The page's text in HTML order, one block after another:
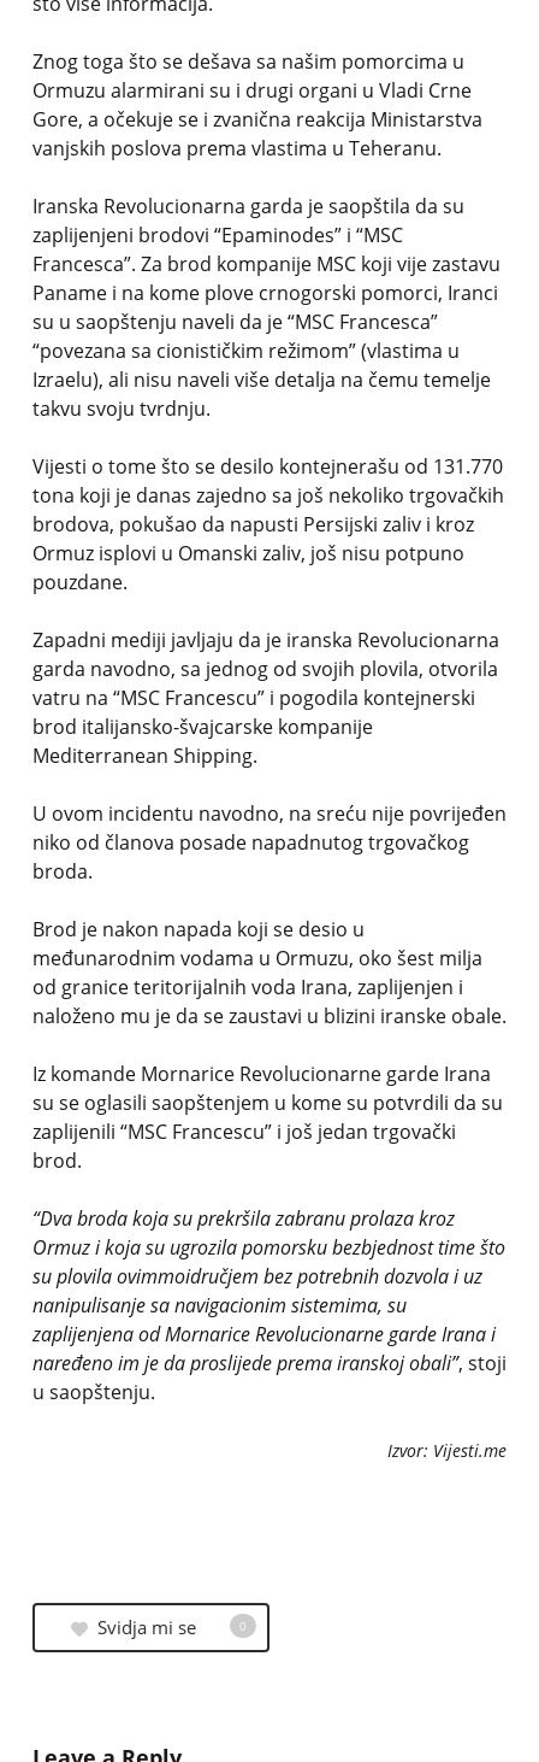
Znog toga što se dešava sa našim pomorcima u
Ormuzu alarmirani su i drugi organi u Vladi Crne
Gore, a očekuje se i zvanična reakcija Ministarstva
vanjskih poslova prema vlastima u Teheranu.
Iranska Revolucionarna garda je saopštila da su
zaplijenjeni brodovi “Epaminodes” i “MSC
Francesca”. Za brod kompanije MSC koji vije zastavu
Paname i na kome plove crnogorski pomorci, Iranci
su u saopštenju naveli da je “MSC Francesca”
“povezana sa cionističkim režimom” (vlastima u
Izraelu), ali nisu naveli više detalja na čemu temelje
takvu svoju tvrdnju.
Vijesti o tome što se desilo kontejnerašu od 131.770
tona koji je danas zajedno sa još nekoliko trgovačkih
brodova, pokušao da napusti Persijski zaliv i kroz
Ormuz isplovi u Omanski zaliv, još nisu potpuno
pouzdane.
Zapadni mediji javljaju da je iranska Revolucionarna
garda navodno, sa jednog od svojih plovila, otvorila
vatru na “MSC Francescu” i pogodila kontejnerski
brod italijansko-švajcarske kompanije
Mediterranean Shipping.
U ovom incidentu navodno, na sreću nije povrijeđen
niko od članova posade napadnutog trgovačkog
broda.
Brod je nakon napada koji se desio u
međunarodnim vodama u Ormuzu, oko šest milja
od granice teritorijalnih voda Irana, zaplijenjen i
naloženo mu je da se zaustavi u blizini iranske obale.
Iz komande Mornarice Revolucionarne garde Irana
su se oglasili saopštenjem u kome su potvrdili da su
zaplijenili “MSC Francescu” i još jedan trgovački
brod.
“Dva broda koja su prekršila zabranu prolaza kroz
Ormuz i koja su ugrozila pomorsku bezbjednost time što
su plovila ovimmoidručjem bez potrebnih dozvola i uz
nanipulisanje sa navigacionim sistemima, su
zaplijenjena od Mornarice Revolucionarne garde Irana i
naređeno im je da proslijede prema iranskoj obali”, stoji
u saopštenju.
Izvor: Vijesti.me
Svidja mi se 0